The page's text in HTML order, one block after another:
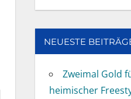
NEUESTE
Zweimal Gold
heimischer